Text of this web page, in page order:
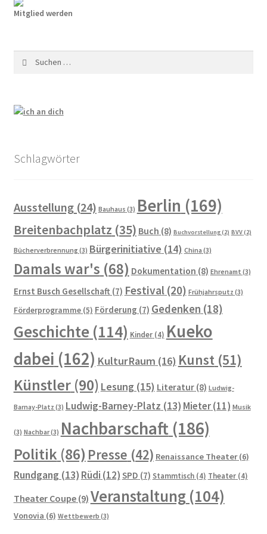
anzuführen …
Der Verein
Mitglied werden
Mitglieder
MV 2025
Raumplan KunstRaum
Satzung des Künstlerkolonie Berlin e.V.
Spenden
Veranstaltungsplan 2024
Vorstand des Künstlerkolonie Berlin e.V.
Protokolle der Vorstandssitzungen
Die Künstlerkolonie
Mitglied werden
Schlagwörter
Ausstellung(24) Bauhaus (3) Berlin (169)
Breitenbachplatz (35) Buch (8) Buchvorstellung(2) BVV(2)
Bücherverbrennung (3) Bürgerinitiative (14) China (3)
Damals war's (68) Dokumentation (8) Ehrenamt (3)
Ernst Busch Gesellschaft(7) Festival(20) Frühjahrsputz (3)
Förderprogramme(5) Förderung (7) Gedenken (18)
Geschichte(114) Kinder(4) Kueko
dabei (162) KulturRaum (16) Kunst(51)
Künstler(90) Lesung (15) Literatur(8) Ludwig-
Barnay-Platz (3) Ludwig-Barney-Platz (13) Mieter(11) Musik
(3) Nachbar(3) Nachbarschaft(186)
Politik(86) Presse (42) Renaissance Theater(6)
Rundgang (13) Rüdi (12) SPD (7) Stammtisch(4) Theater(4)
Theater Coupe(9) Veranstaltung (104)
Vonovia (6) Wettbewerb (3)